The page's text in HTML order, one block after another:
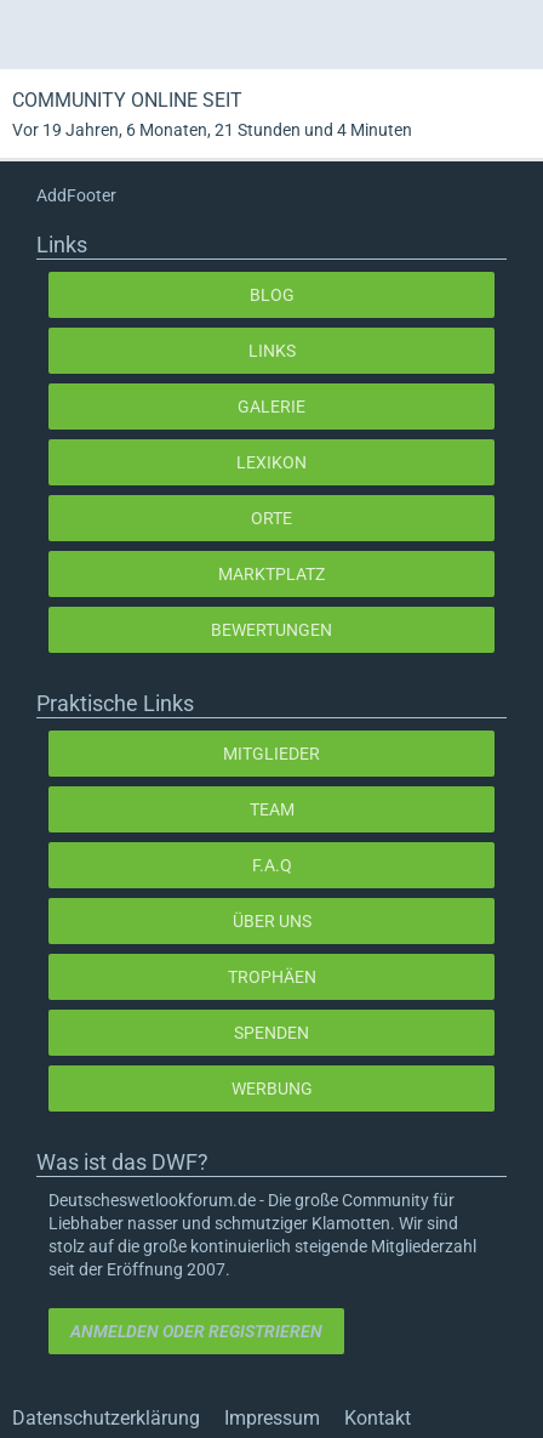
COMMUNITY ONLINE SEIT
Vor 19 Jahren, 6 Monaten, 21 Stunden und 4 Minuten
AddFooter
Links
BLOG
LINKS
GALERIE
LEXIKON
ORTE
MARKTPLATZ
BEWERTUNGEN
Praktische Links
MITGLIEDER
TEAM
F.A.Q
ÜBER UNS
TROPHÄEN
SPENDEN
WERBUNG
Was ist das DWF?
Deutscheswetlookforum.de - Die große Community für
Liebhaber nasser und schmutziger Klamotten. Wir sind
stolz auf die große kontinuierlich steigende Mitgliederzahl
seit der Eröffnung 2007.
ANMELDEN ODER REGISTRIEREN
Datenschutzerklärung Impressum Kontakt